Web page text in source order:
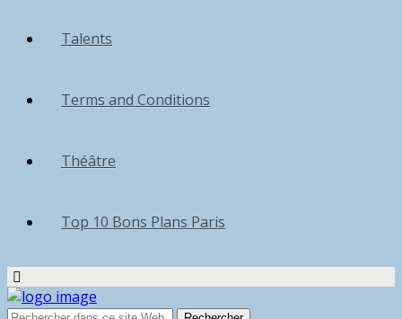
Talents
Terms and Conditions
Théâtre
Top 10 Bons Plans Paris